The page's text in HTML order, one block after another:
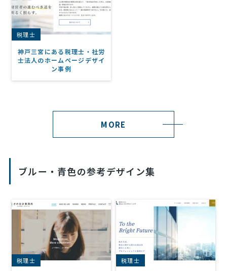
税理士
神戸三宮にある税理士・社労
士法人のホームページデザイ
ン事例
MORE
ブルー・青色の参考デザイン集
税理士 税理士